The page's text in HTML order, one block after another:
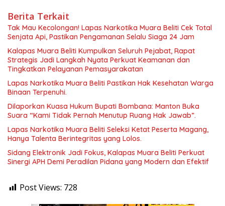
Berita Terkait
Tak Mau Kecolongan! Lapas Narkotika Muara Beliti Cek Total
Senjata Api, Pastikan Pengamanan Selalu Siaga 24 Jam
Kalapas Muara Beliti Kumpulkan Seluruh Pejabat, Rapat
Strategis Jadi Langkah Nyata Perkuat Keamanan dan
Tingkatkan Pelayanan Pemasyarakatan
Lapas Narkotika Muara Beliti Pastikan Hak Kesehatan Warga
Binaan Terpenuhi.
Dilaporkan Kuasa Hukum Bupati Bombana: Manton Buka
Suara “Kami Tidak Pernah Menutup Ruang Hak Jawab”.
Lapas Narkotika Muara Beliti Seleksi Ketat Peserta Magang,
Hanya Talenta Berintegritas yang Lolos.
Sidang Elektronik Jadi Fokus, Kalapas Muara Beliti Perkuat
Sinergi APH Demi Peradilan Pidana yang Modern dan Efektif
Post Views: 728